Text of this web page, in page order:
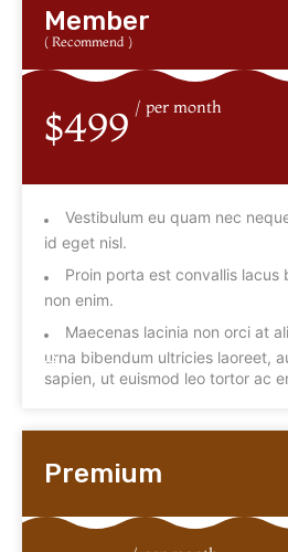
Member
( Recommend )
$499 / per month
Vestibulum eu quam nec
id eget nisl.
Proin porta est convallis lacus
non enim.
Maecenas lacinia non orci at
urna bibendum ultricies laoreet,
sapien, ut euismod leo tortor ac
Premium